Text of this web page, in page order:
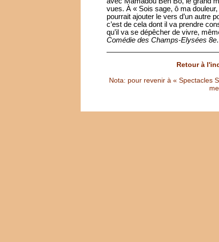
vues. À « Sois sage, ô ma
pourrait ajouter le vers d’un autre
c’est de cela dont il va prendre
qu’il va se dépêcher de vivre,
Comédie des Champs-Elysées 8e.
Retour à
Nota: pour revenir à « Spectacles